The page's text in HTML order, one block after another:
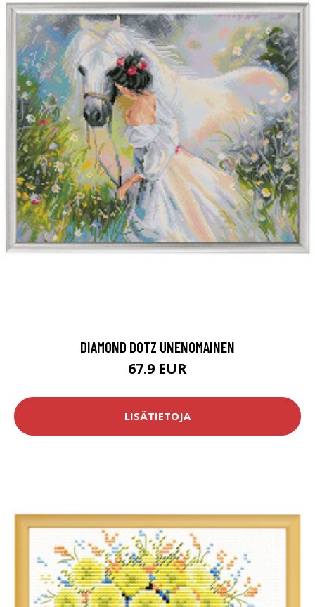
DIAMOND DOTZ UNENOMAINEN
67.9 EUR
LISÄTIETOJA